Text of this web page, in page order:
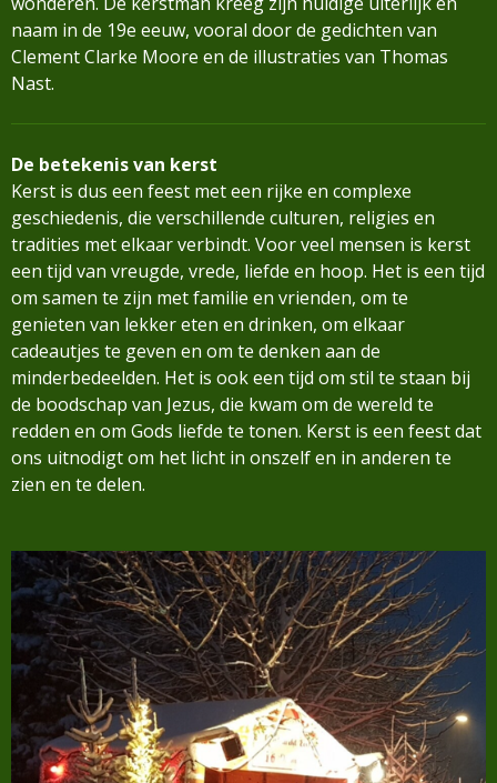
naam in de 19e eeuw, vooral door de gedichten van
Clement Clarke Moore en de illustraties van Thomas
Nast.
De betekenis van kerst
Kerst is dus een feest met een rijke en complexe
geschiedenis, die verschillende culturen, religies en
tradities met elkaar verbindt. Voor veel mensen is kerst
een tijd van vreugde, vrede, liefde en hoop. Het is een tijd
om samen te zijn met familie en vrienden, om te
genieten van lekker eten en drinken, om elkaar
cadeautjes te geven en om te denken aan de
minderbedeelden. Het is ook een tijd om stil te staan bij
de boodschap van Jezus, die kwam om de wereld te
redden en om Gods liefde te tonen. Kerst is een feest dat
ons uitnodigt om het licht in onszelf en in anderen te
zien en te delen.